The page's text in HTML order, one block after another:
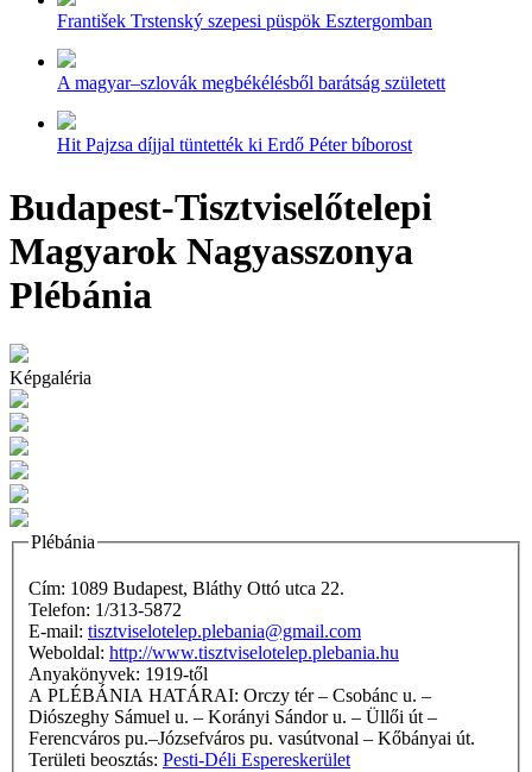
František Trstenský szepesi püspök Esztergomban
A magyar–szlovák megbékélésből barátság született
Hit Pajzsa díjjal tüntették ki Erdő Péter bíborost
Budapest-Tisztviselőtelepi
Magyarok Nagyasszonya
Plébánia
Képgaléria
Plébánia
Cím: 1089 Budapest, Bláthy Ottó utca 22.
Telefon: 1/313-5872
E-mail: tisztviselotelep.plebania@gmail.com
Weboldal: http://www.tisztviselotelep.plebania.hu
Anyakönyvek: 1919-től
A PLÉBÁNIA HATÁRAI: Orczy tér – Csobánc u. –
Diószeghy Sámuel u. – Korányi Sándor u. – Üllői út –
Ferencváros pu.–Józsefváros pu. vasútvonal – Kőbányai út.
Területi beosztás: Pesti-Déli Espereskerület